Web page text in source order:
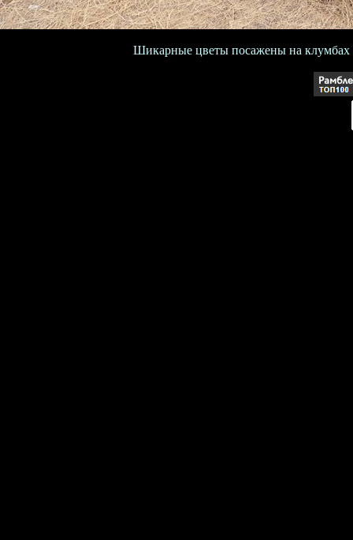
Шикарные цветы посажены на клумбах